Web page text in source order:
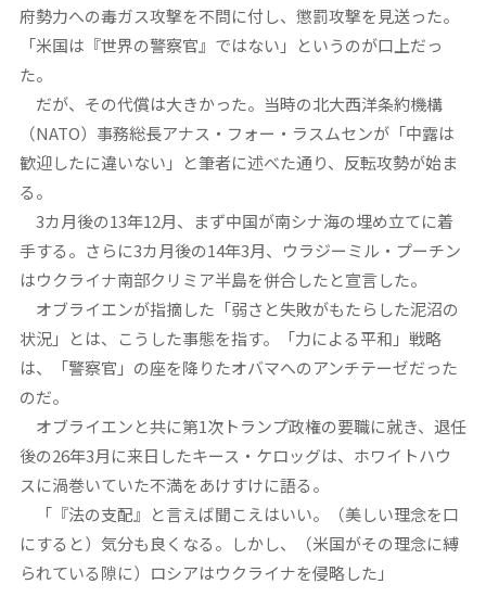
府勢力への毒ガス攻撃を不問に付し、懲罰攻撃を見送った。
「米国は『世界の警察官』ではない」というのが口上だっ
た。
だが、その代償は大きかった。当時の北大西洋条約機構
（NATO）事務総長アナス・フォー・ラスムセンが「中露は
歓迎したに違いない」と筆者に述べた通り、反転攻勢が始ま
る。
3カ月後の13年12月、まず中国が南シナ海の埋め立てに着
手する。さらに3カ月後の14年3月、ウラジーミル・プーチン
はウクライナ南部クリミア半島を併合したと宣言した。
オブライエンが指摘した「弱さと失敗がもたらした泥沼の
状況」とは、こうした事態を指す。「力による平和」戦略
は、「警察官」の座を降りたオバマへのアンチテーゼだった
のだ。
オブライエンと共に第1次トランプ政権の要職に就き、退任
後の26年3月に来日したキース・ケロッグは、ホワイトハウ
スに渦巻いていた不満をあけすけに語る。
「『法の支配』と言えば聞こえはいい。（美しい理念を口
にすると）気分も良くなる。しかし、（米国がその理念に縛
られている隙に）ロシアはウクライナを侵略した」